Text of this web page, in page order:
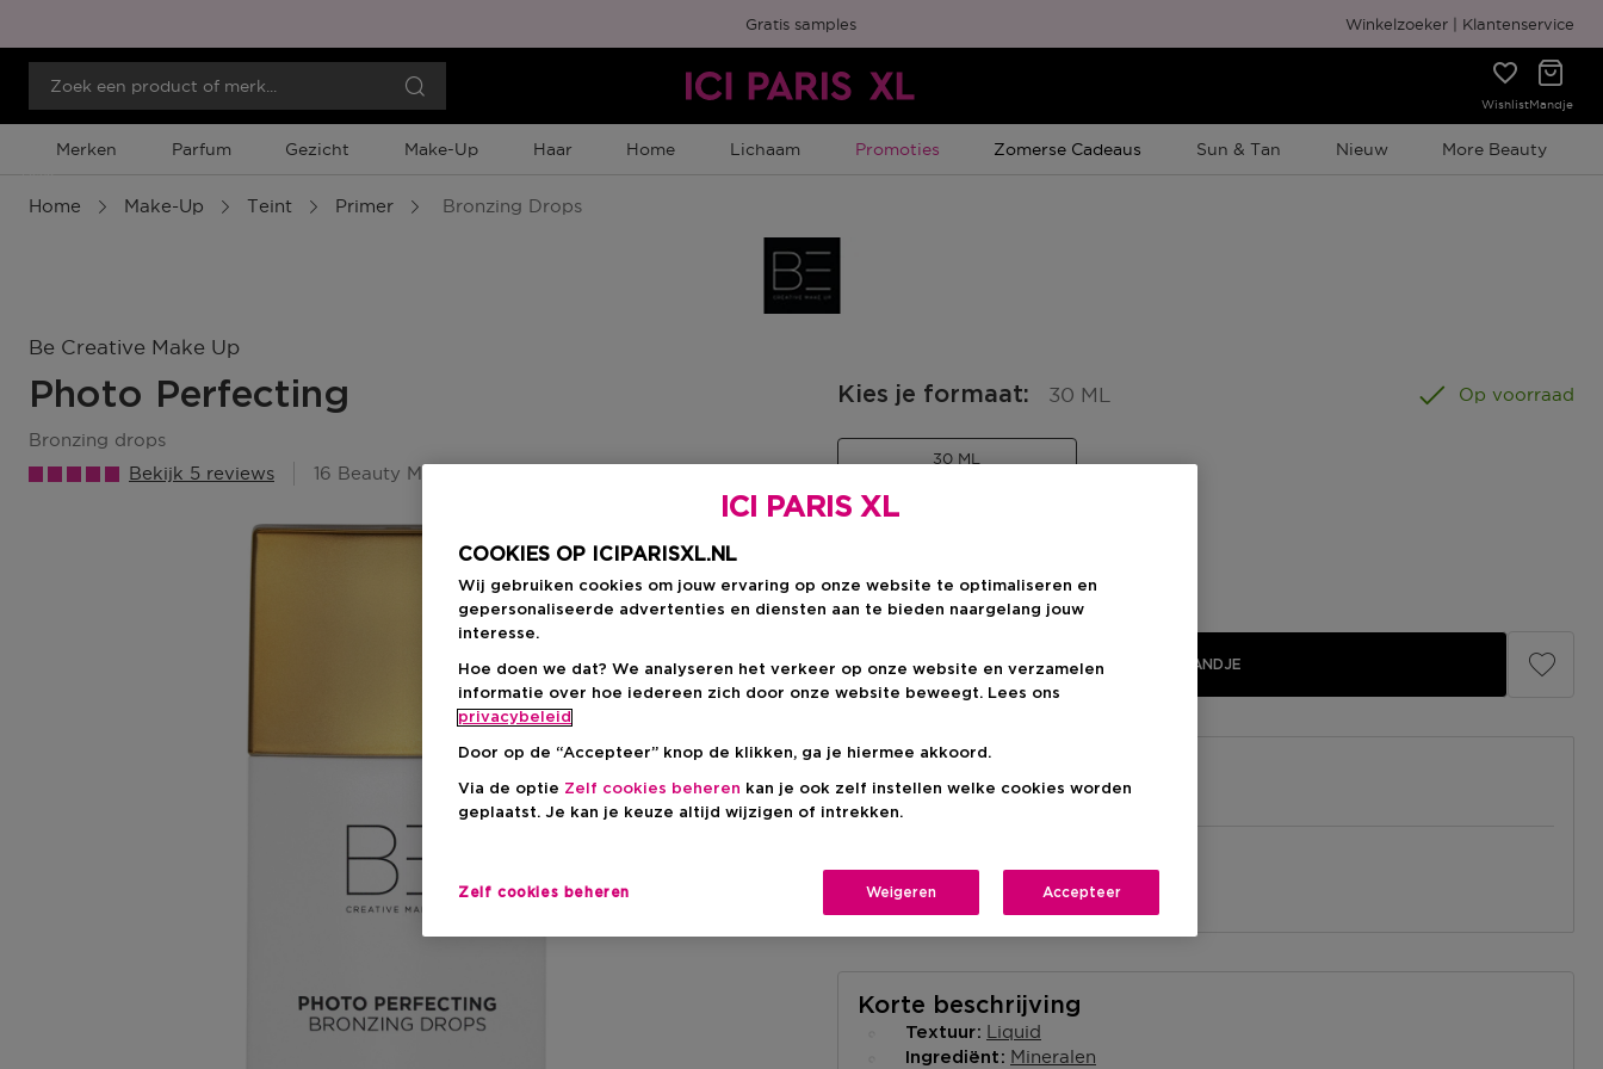
Gratis samples Gratis cadeauverpakking
Winkelzoeker Klantenservice
WishlistMandje
Merken Parfum Gezicht Make-Up Haar Home Lichaam Tijdelijke Promotie
Promoties Tijdelijke Promotie
Zomerse Cadeaus Sun & Tan Nieuw More Beauty
Home Make-Up Teint Primer Bronzing Drops
Be Creative Make Up
Photo Perfecting
bronzing drops
Bekijk 5 reviews
16 Beauty Member Punten
Kies je formaat: 30 ML Op voorraad
30 ML
IN WINKELMANDJE
Op voorraad-
Ophalen in een winkel nabij jou.
Selecteer een winkel
Korte beschrijving
Textuur Liquid
Ingrediënt Mineralen
ICI PARIS XL
COOKIES OP ICIPARISXL.NL
Wij gebruiken cookies om jouw ervaring op onze website te optimaliseren en
gepersonaliseerde advertenties en diensten aan te bieden naargelang jouw
interesse.
Hoe doen we dat? We analyseren het verkeer op onze website en verzamelen
informatie over hoe iedereen zich door onze website beweegt. Lees ons
privacybeleid
Door op de “Accepteer” knop de klikken, ga je hiermee akkoord.
Via de optie Zelf cookies beheren kan je ook zelf instellen welke cookies worden
geplaatst. Je kan je keuze altijd wijzigen of intrekken.
Zelf cookies beheren Weigeren Accepteer